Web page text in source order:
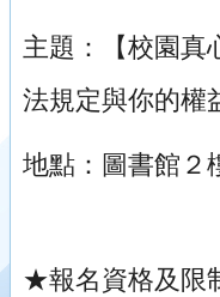
主題：【校園真
法規定與你的權
地點：圖書館２
★報名資格及限